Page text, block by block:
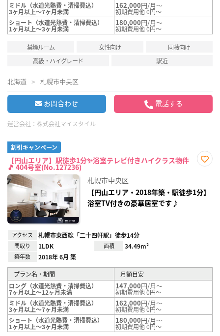
ミドル（水道光熱費・清掃費込）
3ヶ月以上～7ヶ月未満
162,000円/月～
初期費用他 0円～
ショート（水道光熱費・清掃費込）
1ヶ月以上～3ヶ月未満
180,000円/月～
初期費用他 0円～
禁煙ルーム 女性向け
同棲向け
高級・ハイグレード
駅近
北海道 札幌市中央区
お問合わせ 電話する
運営会社： 株式会社マイスタイル
割引キャンペーン
【円山エリア】駅徒歩1分✨浴室テレビ付きハイクラス物件
🎵 404号室(No.127236)
録
札幌市中央区
【円山エリア・2018年築・駅徒歩1分】
浴室TV付きの豪華居室です♪
アクセス 札幌市東西線「二十四軒駅」徒歩14分
間取り 1LDK 面積 34.49m²
築年数 2018年 6月 築
プラン名・期間
月額目安
ロング（水道光熱費・清掃費込）
7ヶ月以上～12ヶ月未満
147,000円/月～
初期費用他 0円～
ミドル（水道光熱費・清掃費込）
3ヶ月以上～7ヶ月未満
162,000円/月～
初期費用他 0円～
ショート（水道光熱費・清掃費込）
1ヶ月以上～3ヶ月未満
180,000円/月～
初期費用他 0円～